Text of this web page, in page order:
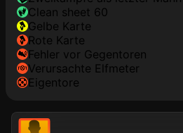
clean sheet 60
gelbe Karte
rote Karte
Fehler vor Gegentoren
Verursachte Elfmeter
Eigentore